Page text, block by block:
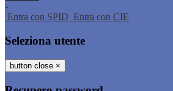
-
Entra con SPID Entra con CIE
Seleziona utente
button close ×